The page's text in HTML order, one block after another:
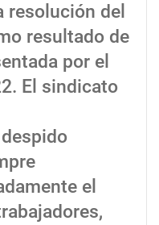
resolución del
resultado de
por el
El sindicato
el